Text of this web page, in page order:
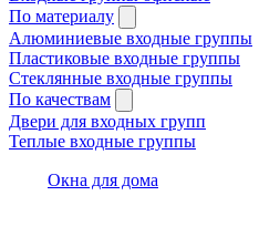
По материалу
Алюминиевые входные группы
Пластиковые входные группы
Стеклянные входные группы
По качествам
Двери для входных групп
Теплые входные группы
Окна для дома